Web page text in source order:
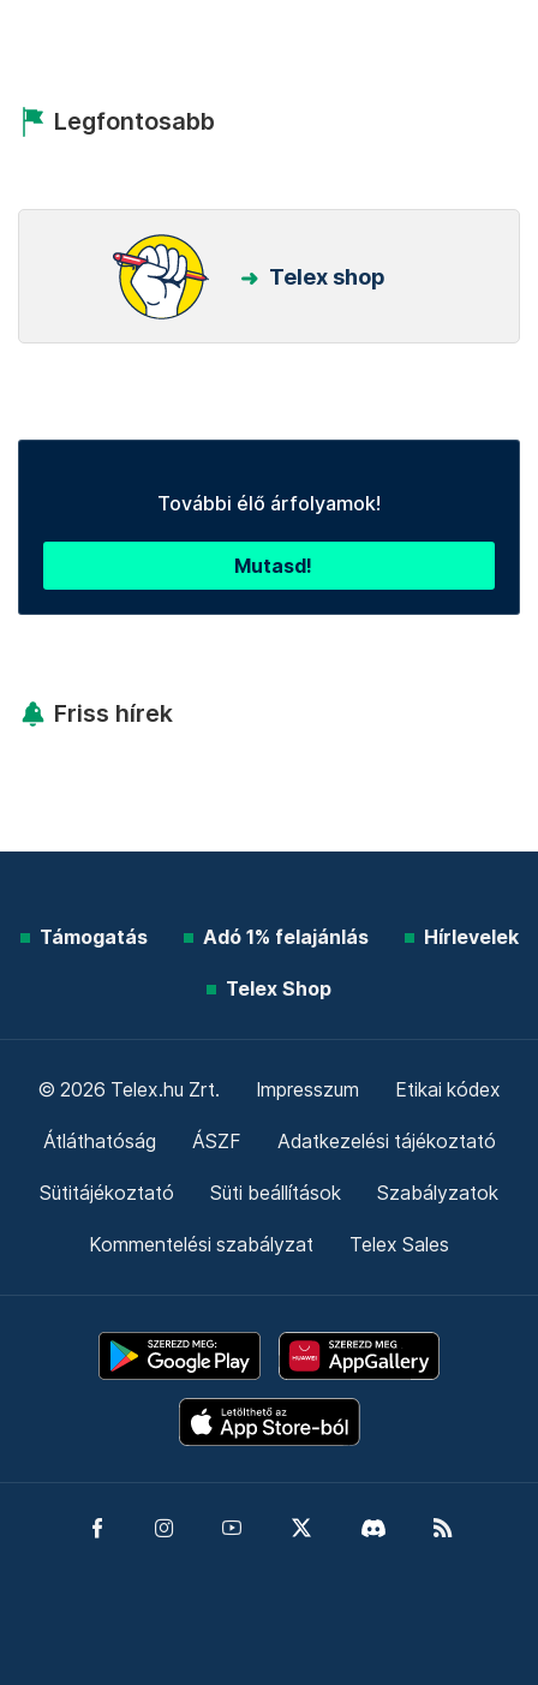
Legfontosabb
Telex shop
További élő árfolyamok!
Mutasd!
Friss hírek
Támogatás Adó 1% felajánlás Hírlevelek
Telex Shop
© 2026 Telex.hu Zrt. Impresszum Etikai kódex
Átláthatóság ÁSZF Adatkezelési tájékoztató
Sütitájékoztató Süti beállítások Szabályzatok
Kommentelési szabályzat Telex Sales